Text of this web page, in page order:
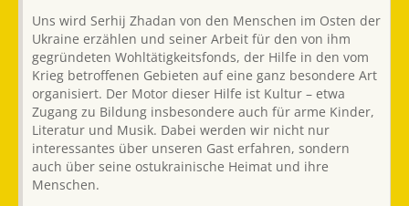
Uns wird Serhij Zhadan von den Menschen im Osten der
Ukraine erzählen und seiner Arbeit für den von ihm
gegründeten Wohltätigkeitsfonds, der Hilfe in den vom
Krieg betroffenen Gebieten auf eine ganz besondere Art
organisiert. Der Motor dieser Hilfe ist Kultur – etwa
Zugang zu Bildung insbesondere auch für arme Kinder,
Literatur und Musik. Dabei werden wir nicht nur
interessantes über unseren Gast erfahren, sondern
auch über seine ostukrainische Heimat und ihre
Menschen.